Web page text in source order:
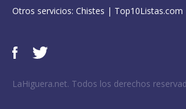
Otros servicios: Chistes | Top10Listas.com
LaHiguera.net. Todos los derechos